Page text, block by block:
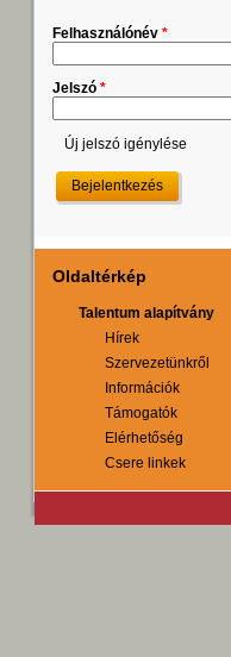
Felhasználónév *
Jelszó *
Új jelszó igénylése
Oldaltérkép
Talentum alapítvány
Hírek
Szervezetünkről
Információk
Támogatók
Elérhetőség
Csere linkek